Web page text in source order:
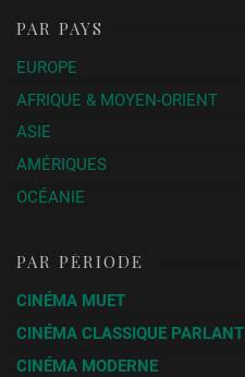
PAR PAYS
EUROPE
AFRIQUE & MOYEN-ORIENT
ASIE
AMÉRIQUES
OCÉANIE
PAR PÉRIODE
CINÉMA MUET
CINÉMA CLASSIQUE PARLANT
CINÉMA MODERNE